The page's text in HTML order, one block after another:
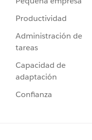
Productividad
Administración de
tareas
Capacidad de
adaptación
Confianza